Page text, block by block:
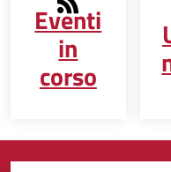
Eventi
in
corso